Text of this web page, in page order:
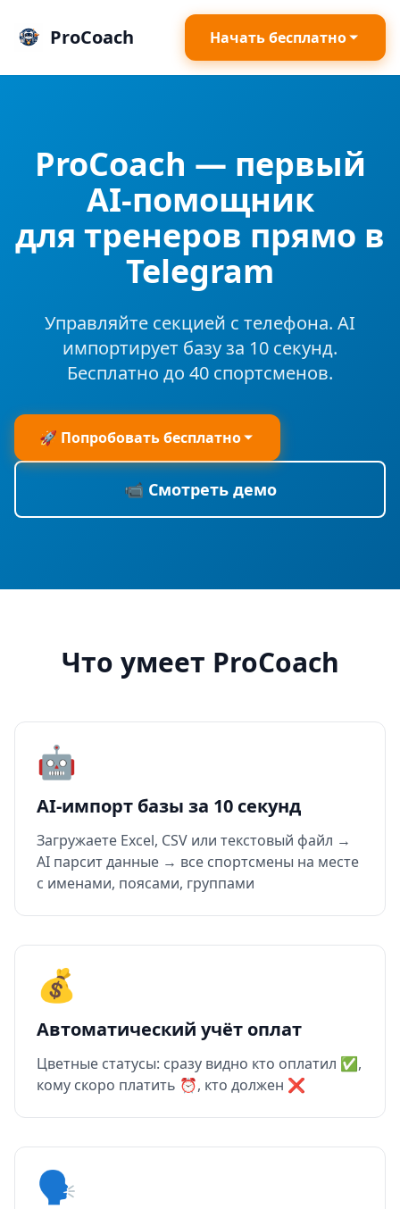
ProCoach Начать бесплатно
ProCoach — первый
AI-помощник
для тренеров прямо в
Telegram
Управляйте секцией с телефона. AI
импортирует базу за 10 секунд.
Бесплатно до 40 спортсменов.
🚀 Попробовать бесплатно
📹 Смотреть демо
Что умеет ProCoach
🤖
AI-импорт базы за 10 секунд
Загружаете Excel, CSV или текстовый файл →
AI парсит данные → все спортсмены на месте
с именами, поясами, группами
💰
Автоматический учёт оплат
Цветные статусы: сразу видно кто оплатил ✅,
кому скоро платить ⏰, кто должен ❌
🗣️